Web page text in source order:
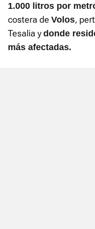
1.000 litros por
costera de Volos,
Tesalia y donde
más afectadas.